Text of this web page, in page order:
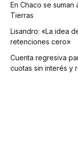
En Chaco se
Tierras
Lisandro: «La idea
retenciones cero»
Cuenta regresiva
cuotas sin interés y